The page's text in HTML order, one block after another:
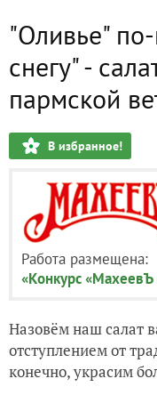
"Оливье"
снегу" -
пармской
В избранное!
Работа размещена:
«Конкурс «МахеевЪ
Назовём наш салат
отступлением от
конечно, украсим